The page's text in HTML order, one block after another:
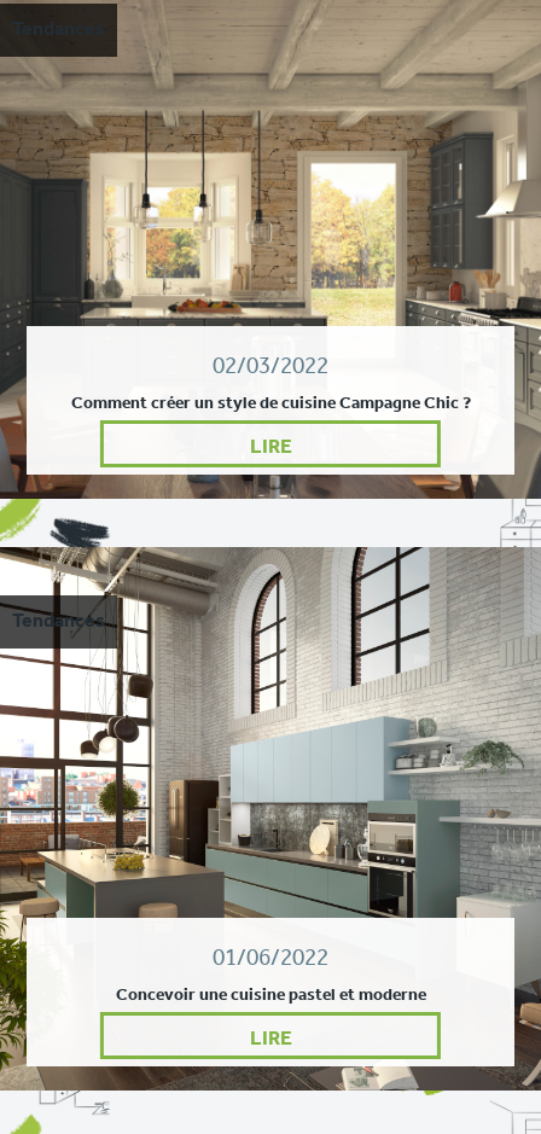
Tendances
02/03/2022
Comment créer un style de cuisine Campagne Chic ?
LIRE
Tendances
01/06/2022
Concevoir une cuisine pastel et moderne
LIRE